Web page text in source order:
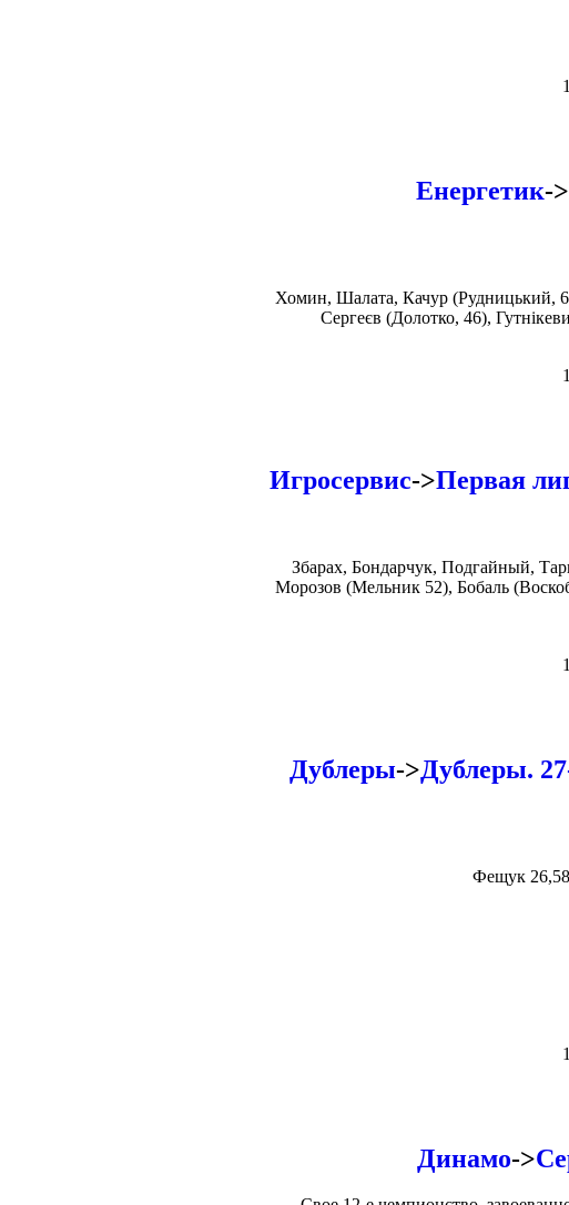
Енергетик->
Хомин, Шалата, Качур (Рудницький,
Сергеєв (Долотко, 46),
Игросервис->Первая
Збарах, Бондарчук, Подгайный,
Морозов (Мельник 52), Бобаль
Дублеры->Дублеры.
Фещук
Динамо->